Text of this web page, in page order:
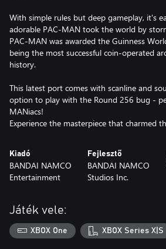
With simple rules but deep gameplay, it's
adorable PAC-MAN took the world by
PAC-MAN was awarded the Guinness
being the most successful coin-operated
history.
This latest port comes with scanline and
option to play with the Round 256 bug -
MANiacs!
Experience the masterpiece that charmed
Kiadó
BANDAI NAMCO
Entertainment
Fejlesztő
BANDAI NAMCO
Studios Inc.
Játék vele:
XBOX One XBOX Series X|S